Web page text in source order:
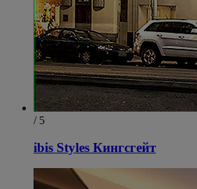
/ 5
ibis Styles Кингсгейт